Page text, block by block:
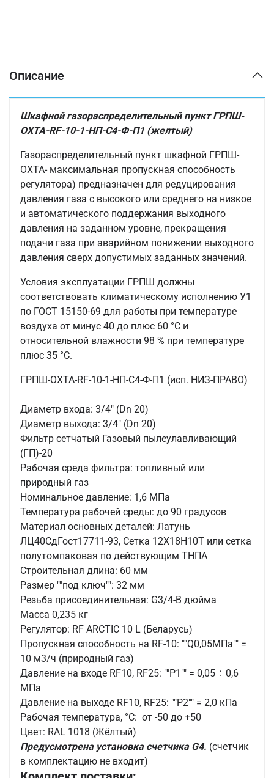
Описание
Шкафной газораспределительный пункт ГРПШ-
ОХТА-RF-10-1-НП-С4-Ф-П1 (желтый)
Газораспределительный пункт шкафной ГРПШ-
ОХТА- максимальная пропускная способность
регулятора) предназначен для редуцирования
давления газа с высокого или среднего на низкое
и автоматического поддержания выходного
давления на заданном уровне, прекращения
подачи газа при аварийном понижении выходного
давления сверх допустимых заданных значений.
Условия эксплуатации ГРПШ должны
соответствовать климатическому исполнению У1
по ГОСТ 15150-69 для работы при температуре
воздуха от минус 40 до плюс 60 °С и
относительной влажности 98 % при температуре
плюс 35 °С.
ГРПШ-ОХТА-RF-10-1-НП-С4-Ф-П1 (исп. НИЗ-ПРАВО)
Диаметр входа: 3/4" (Dn 20)
Диаметр выхода: 3/4" (Dn 20)
Фильтр сетчатый Газовый пылеулавливающий
(ГП)-20
Рабочая среда фильтра: топливный или
природный газ
Номинальное давление: 1,6 МПа
Температура рабочей среды: до 90 градусов
Материал основных деталей: Латунь
ЛЦ40СдГост17711-93, Сетка 12Х18Н10Т или сетка
полутомпаковая по действующим ТНПА
Строительная длина: 60 мм
Размер ""под ключ"": 32 мм
Резьба присоединительная: G3/4-B дюйма
Масса 0,235 кг
Регулятор: RF ARCTIC 10 L (Беларусь)
Пропускная способность на RF-10: ""Q0,05МПа"" =
10 м3/ч (природный газ)
Давление на входе RF10, RF25: ""P1"" = 0,05 ÷ 0,6
МПа
Давление на выходе RF10, RF25: ""P2"" = 2,0 кПа
Рабочая температура, °С: от -50 до +50
Цвет: RAL 1018 (Жёлтый)
Предусмотрена установка счетчика G4. (счетчик
в комплектацию не входит)